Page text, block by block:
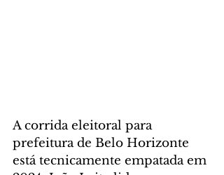
A corrida eleitoral para
prefeitura de Belo Horizonte
está tecnicamente empatada em